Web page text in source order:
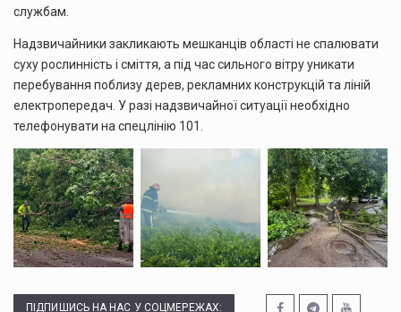
службам.
Надзвичайники закликають мешканців області не спалювати
суху рослинність і сміття, а під час сильного вітру уникати
перебування поблизу дерев, рекламних конструкцій та ліній
електропередач. У разі надзвичайної ситуації необхідно
телефонувати на спецлінію 101.
ПІДПИШИСЬ НА НАС У СОЦМЕРЕЖАХ: